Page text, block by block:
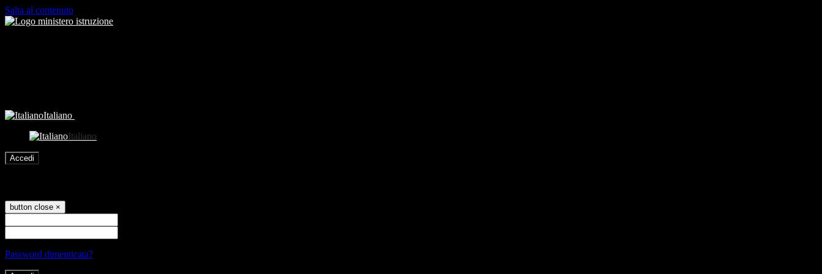
Salta al contenuto
Italiano
Italiano
Accedi
button close ×
Password dimenticata?